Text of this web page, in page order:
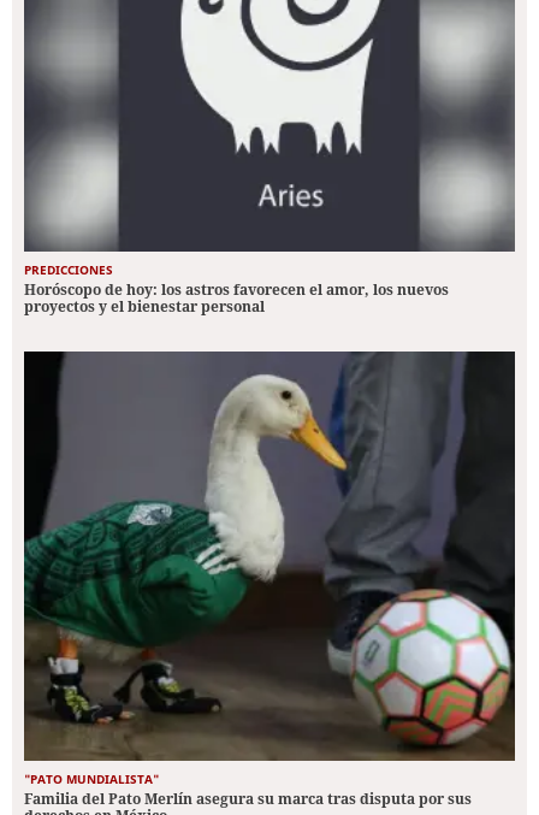
PREDICCIONES
Horóscopo de hoy: los astros favorecen el amor, los nuevos
proyectos y el bienestar personal
"PATO MUNDIALISTA"
Familia del Pato Merlín asegura su marca tras disputa por sus